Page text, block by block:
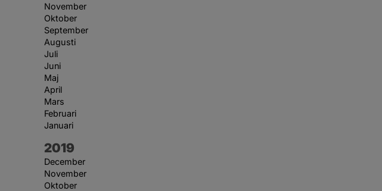
November
Oktober
September
Augusti
Juli
Juni
Maj
April
Mars
Februari
Januari
År:
2019
December
November
Oktober